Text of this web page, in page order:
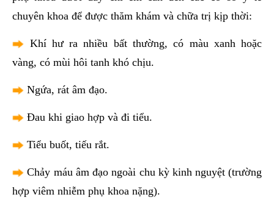
chuyên khoa để được thăm khám và chữa trị kịp thời:
Khí hư ra nhiều bất thường, có màu xanh hoặc
vàng, có mùi hôi tanh khó chịu.
Ngứa, rát âm đạo.
Đau khi giao hợp và đi tiểu.
Tiểu buốt, tiếu rắt.
Chảy máu âm đạo ngoài chu kỳ kinh nguyệt (trường
hợp viêm nhiễm phụ khoa nặng).